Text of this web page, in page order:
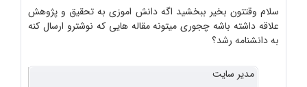
سلام وقتتون بخیر ببخشید اگه دانش اموزی به تحقیق و پژوهش
علاقه داشته باشه چجوری میتونه مقاله هایی که نوشترو ارسال کنه
به دانشنامه رشد؟
مدیر سایت